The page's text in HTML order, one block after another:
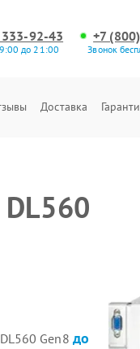
92-43
до 21:00
+7
Звонок
Доставка
Gen8 до